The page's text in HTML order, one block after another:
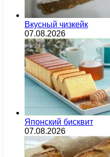
Вкусный чизкейк
07.08.2026
Японский бисквит
07.08.2026